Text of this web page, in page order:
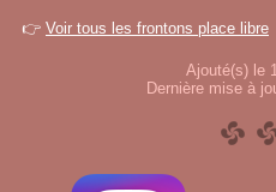
👉 Voir tous les frontons place libre
Ajouté(s) le
Dernière mise à